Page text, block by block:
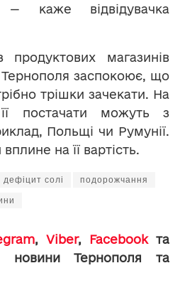
каже відвідувачка
продуктових магазинів
заспокоює, що
трішки зачекати. На
постачати можуть з
Польщі чи Румунії.
на її вартість.
дефіцит солі подорожчання
, Viber, Facebookта
новини Тернополя та